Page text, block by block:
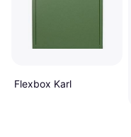
Flexbox Karl